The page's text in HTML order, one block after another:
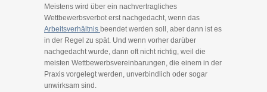
Meistens wird über ein nachvertragliches
Wettbewerbsverbot erst nachgedacht, wenn das
Arbeitsverhältnis beendet werden soll, aber dann ist es
in der Regel zu spät. Und wenn vorher darüber
nachgedacht wurde, dann oft nicht richtig, weil die
meisten Wettbewerbsvereinbarungen, die einem in der
Praxis vorgelegt werden, unverbindlich oder sogar
unwirksam sind.